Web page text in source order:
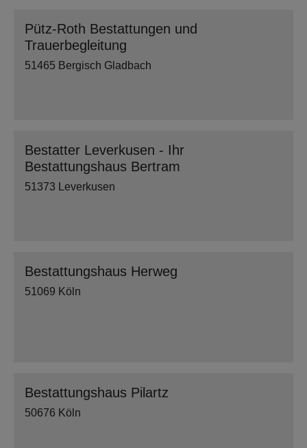
Pütz-Roth Bestattungen und
Trauerbegleitung
51465 Bergisch Gladbach
Bestatter Leverkusen - Ihr
Bestattungshaus Bertram
51373 Leverkusen
Bestattungshaus Herweg
51069 Köln
Bestattungshaus Pilartz
50676 Köln